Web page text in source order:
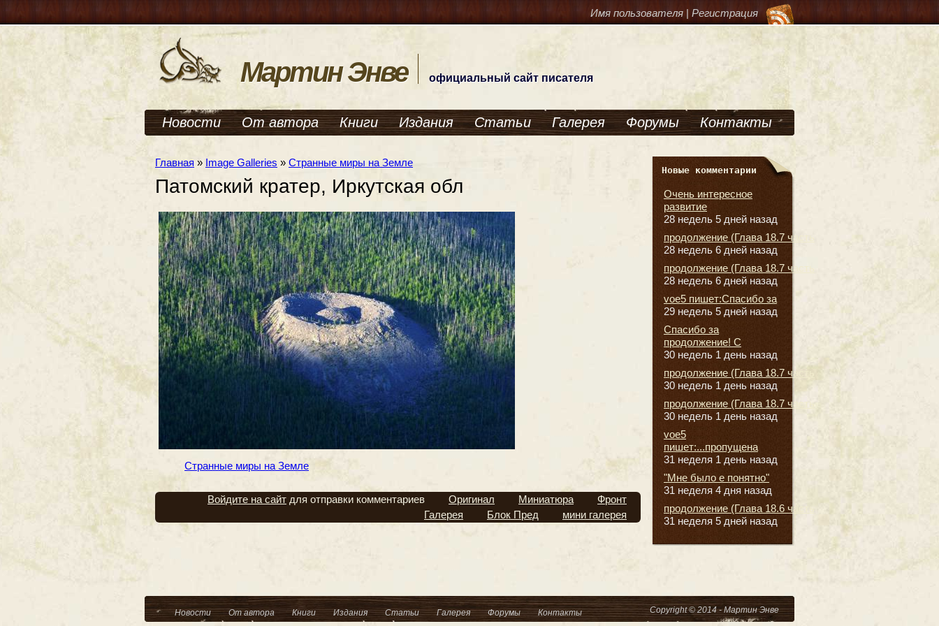
Имя пользователя | Регистрация
Мартин Энве официальный сайт писателя
Новости От автора Книги Издания Статьи Галерея Форумы Контакты
Главная » Image Galleries » Странные миры на Земле
Патомский кратер, Иркутская обл
Странные миры на Земле
Войдите на сайт для отправки комментариев Оригинал Миниатюра
Фронт
Галерея
Блок Пред мини галерея
Новые комментарии
Очень интересное
развитие
28 недель 5 дней назад
продолжение (Глава 18.7 часть
28 недель 6 дней назад
продолжение (Глава 18.7 часть
28 недель 6 дней назад
voe5 пишет:Спасибо за
29 недель 5 дней назад
Спасибо за
продолжение! С
30 недель 1 день назад
продолжение (Глава 18.7 часть
30 недель 1 день назад
продолжение (Глава 18.7 часть
30 недель 1 день назад
voe5
пишет:...пропущена
31 неделя 1 день назад
"Мне было е понятно"
31 неделя 4 дня назад
продолжение (Глава 18.6 часть
31 неделя 5 дней назад
Copyright © 2014 - Мартин Энве
Новости От автора Книги Издания Статьи Галерея Форумы Контакты